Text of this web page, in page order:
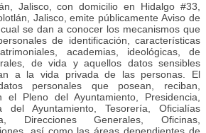
Jalisco, con domicilio en Hidalgo #33,
Jalisco, emite públicamente Aviso de
se dan a conocer los mecanismos que
de identificación, características
academias, ideológicas, de
de vida y aquellos datos sensibles
a la vida privada de las personas. El
personales que posean, reciban,
el Pleno del Ayuntamiento, Presidencia,
del Ayuntamiento, Tesorería, Oficialías
Direcciones Generales, Oficinas,